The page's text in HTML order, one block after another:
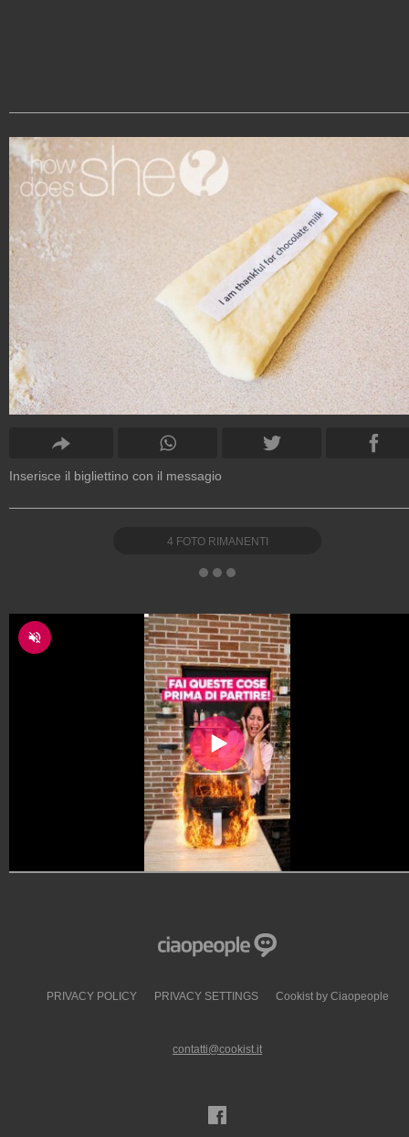
Inserisce il bigliettino con il messagio
4 FOTO RIMANENTI
PRIVACY POLICY PRIVACY SETTINGS Cookist by Ciaopeople
contatti@cookist.it